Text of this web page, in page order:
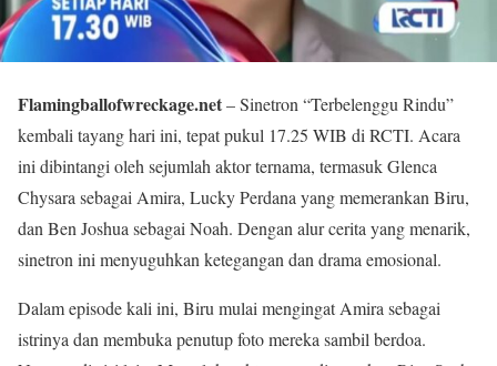
Flamingballofwreckage.net– Sinetron “Terbelenggu Rindu”
kembali tayang hari ini, tepat pukul 17.25 WIB di RCTI. Acara
ini dibintangi oleh sejumlah aktor ternama, termasuk Glenca
Chysara sebagai Amira, Lucky Perdana yang memerankan Biru,
dan Ben Joshua sebagai Noah. Dengan alur cerita yang menarik,
sinetron ini menyuguhkan ketegangan dan drama emosional.
Dalam episode kali ini, Biru mulai mengingat Amira sebagai
istrinya dan membuka penutup foto mereka sambil berdoa.